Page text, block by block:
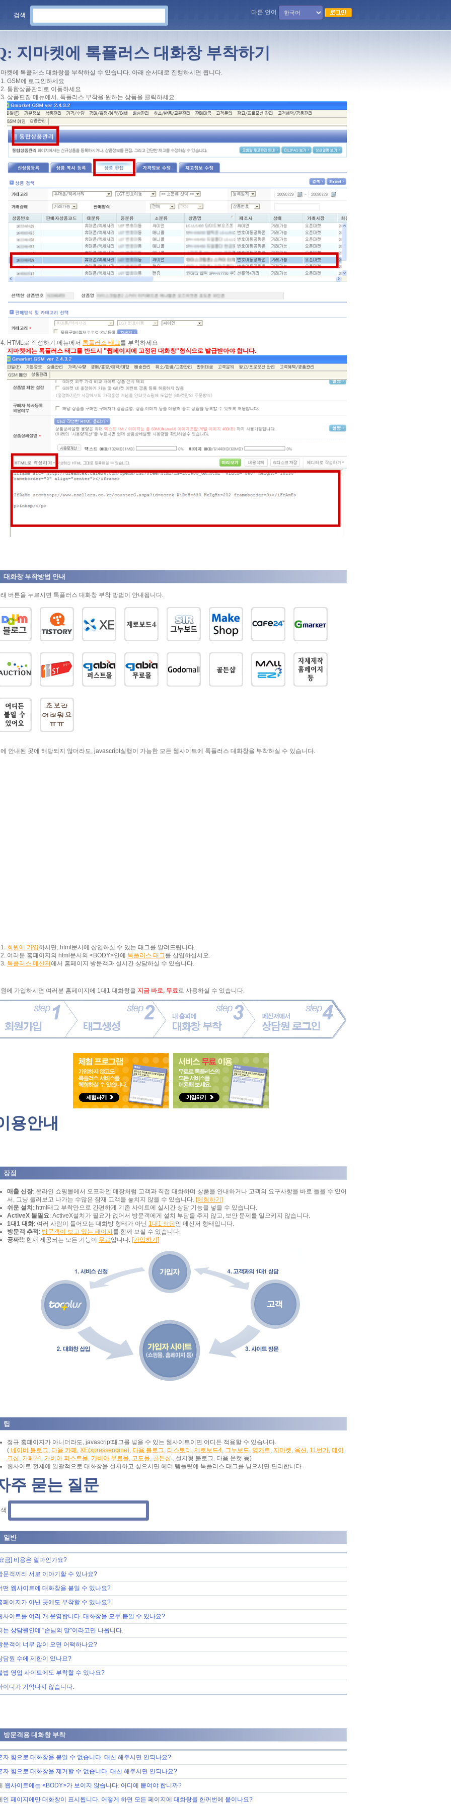
검색 다른 언어
지마켓에 톡플러스 대화창 부착하기
켓에 톡플러스 대화창을 부착하실 수 있습니다. 아래 순서대로 진행하시면 됩니다.
GSM에 로그인하세요
통합상품관리로 이동하세요
상품편집 메뉴에서, 톡플러스 부착을 원하는 상품을 클릭하세요
HTML로 작성하기 메뉴에서 톡플러스 태그 를 부착하세요
지마켓에는 톡플러스 태그를 반드시 "웹페이지에 고정된 대화창"형식으로 발급받아야 합니다.
대화창 부착방법 안내
버튼을 누르시면 톡플러스 대화창 부착 방법이 안내됩니다.
안내된 곳에 해당되지 않더라도, javascript실행이 가능한 모든 웹사이트에 톡플러스 대화창을 부착하실 수 있습니다.
회원에 가입하시면, html문서에 삽입하실 수 있는 태그를 알려드립니다.
여러분 홈페이지의 html문서의 <BODY>안에 톡플러스 태그 를 삽입하십시오.
톡플러스 메신저에서 홈페이지 방문객과 실시간 상담하실 수 있습니다.
에 가입하시면 여러분 홈페이지에 1대1 대화창을 지금 바로, 무료 로 사용하실 수 있습니다.
용안내
장점
매출 신장: 온라인 쇼핑몰에서 오프라인 매장처럼 고객과 직접 대화하며 상품을 안내하거나 고객의 요구사항을 바로 들을 수 있어
서, 그냥 둘러보고 나가는 수많은 잠재 고객을 놓치지 않을 수 있습니다. [체험하기]
쉬운 설치: html태그 부착만으로 간편하게 기존 사이트에 실시간 상담 기능을 넣을 수 있습니다.
ActiveX 불필요: ActiveX설치가 필요가 없어서 방문객에게 설치 부담을 주지 않고, 보안 문제를 일으키지 않습니다.
1대1 대화: 여러 사람이 들어오는 대화방 형태가 아닌 1대1 상담인 메신저 형태입니다.
방문객 추적: 방문객이 보고 있는 페이지를 함께 보실 수 있습니다.
공짜!!: 현재 제공되는 모든 기능이 무료 입니다. [가입하기]
팁
정규 홈페이지가 아니더라도, javascript태그를 넣을 수 있는 웹사이트이면 어디든 적용할 수 있습니다.
( 네이버 블로그 다음 카페 XE(xpressengine) 다음 블로그 티스토리 제로보드4 그누보드 영카트 지마켓 옥션 11번가 메이
크샵 카페24 가비아 퍼스트몰 가비아 무료몰 고도몰 골든샵 , 설치형 블로그, 다음 온캣 등)
웹사이트 전체에 일괄적으로 대화창을 설치하고 싶으시면 헤더 템플릿에 톡플러스 태그를 넣으시면 편리합니다.
주 묻는 질문
일반
금] 비용은 얼마인가요?
문객끼리 서로 이야기할 수 있나요?
떤 웹사이트에 대화창을 붙일 수 있나요?
페이지가 아닌 곳에도 부착할 수 있나요?
사이트를 여러 개 운영합니다. 대화창을 모두 붙일 수 있나요?
는 상담원인데 "손님의 말"이라고만 나옵니다.
문객이 너무 많이 오면 어떡하나요?
담원 수에 제한이 있나요?
법 영업 사이트에도 부착할 수 있나요?
이디가 기억나지 않습니다.
방문객용 대화창 부착
자 힘으로 대화창을 붙일 수 없습니다. 대신 해주시면 안되나요?
자 힘으로 대화창을 제거할 수 없습니다. 대신 해주시면 안되나요?
웹사이트에는 <BODY>가 보이지 않습니다. 어디에 붙여야 합니까?
인 페이지에만 대화창이 표시됩니다. 어떻게 하면 모든 페이지에 대화창을 한꺼번에 붙이나요?